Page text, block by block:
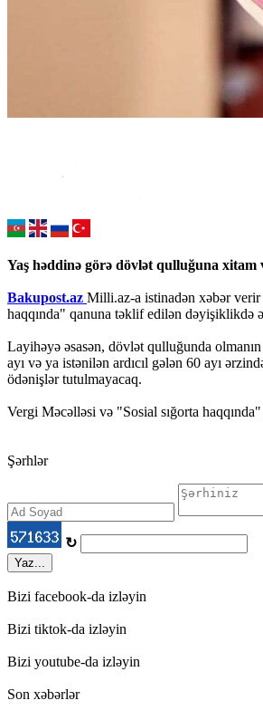
Yaş həddinə görə dövlət qulluğuna
Bakupost.az Milli.az-a istinadən xəbər
haqqında" qanuna təklif edilən dəyişiklikdə
Layihəyə əsasən, dövlət qulluğunda
ayı və ya istənilən ardıcıl gələn 60 ayı
ödənişlər tutulmayacaq.
Vergi Məcəlləsi və "Sosial sığorta
Şərhlər
↻
Yaz...
Bizi facebook-da izləyin
Bizi tiktok-da izləyin
Bizi youtube-da izləyin
Son xəbərlər